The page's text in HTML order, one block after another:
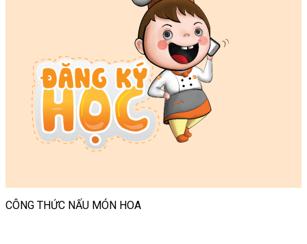
CÔNG THỨC NẤU MÓN HOA